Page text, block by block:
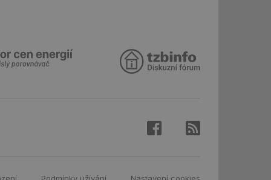
session uživatele
mohl sledovat
Hotjar
dat